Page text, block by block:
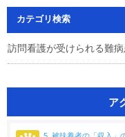
カテゴリ検索
訪問看護が受けられる難
ア